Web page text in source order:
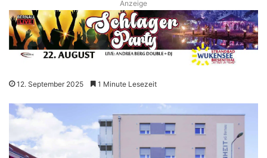
Anzeige
12. September 2025 1 Minute Lesezeit